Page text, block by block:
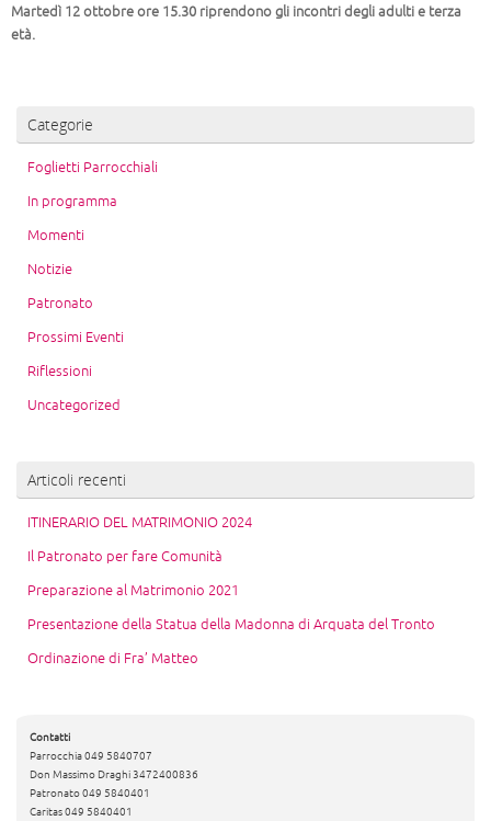
Martedì 12 ottobre ore 15.30 riprendono gli incontri degli adulti e terza
età.
Categorie
Foglietti Parrocchiali
In programma
Momenti
Notizie
Patronato
Prossimi Eventi
Riflessioni
Uncategorized
Articoli recenti
ITINERARIO DEL MATRIMONIO 2024
Il Patronato per fare Comunità
Preparazione al Matrimonio 2021
Presentazione della Statua della Madonna di Arquata del Tronto
Ordinazione di Fra’ Matteo
Contatti
Parrocchia 049 5840707
Don Massimo Draghi 3472400836
Patronato 049 5840401
Caritas 049 5840401